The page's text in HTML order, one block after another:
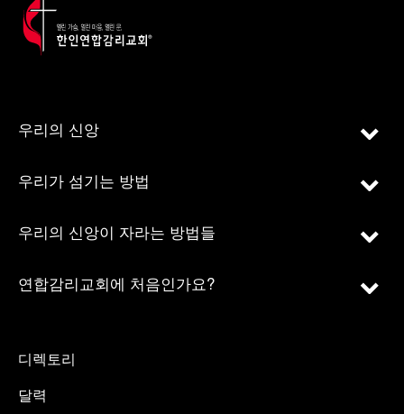
우리의 신앙
우리가 섬기는 방법
우리의 신앙이 자라는 방법들
연합감리교회에 처음인가요?
디렉토리
달력